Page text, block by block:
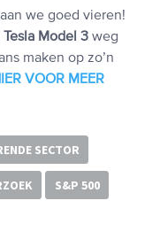
we goed vieren!
Tesla Model 3 weg
maken op zo’n
VOOR MEER
SECTOR
S&P 500